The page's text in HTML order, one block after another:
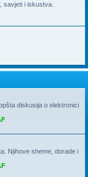
savjeti i iskustva.
diskusija o elektronici
Njihove sheme, dorade i